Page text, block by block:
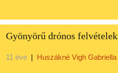
Gyönyörű drónos
11 éve | Huszákné Vigh Gabriella